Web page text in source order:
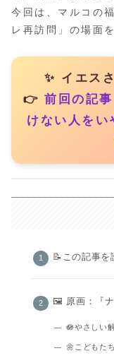
今回は、マルコの
レ再訪問」の場面
✨ イエス
👉前回の記
けない人をい
📝この記事を
🖼️ 原画：『ナ
🪷やさしい
🌼こどもた